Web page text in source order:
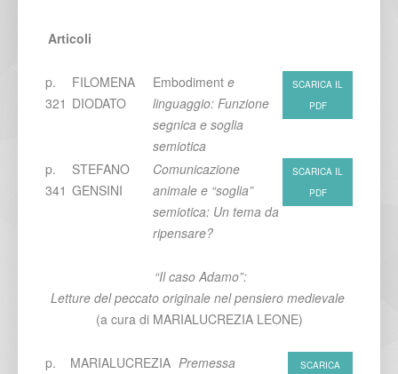
Articoli
p.
321
FILOMENA
DIODATO
Embodiment e
linguaggio: Funzione
segnica e soglia
semiotica
SCARICA IL
PDF
p.
341
STEFANO
GENSINI
Comunicazione
animale e “soglia”
semiotica: Un tema da
ripensare?
SCARICA IL
PDF
“Il caso Adamo”:
Letture del peccato originale nel pensiero medievale
(a cura di MARIALUCREZIA LEONE)
p.
MARIALUCREZIA Premessa
SCARICA